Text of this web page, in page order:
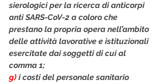
sierologici per la ricerca di anticorpi
anti SARS-CoV-2 a coloro che
prestano la propria opera nell’ambito
delle attività lavorative e istituzionali
esercitate dai soggetti di cui al
comma 1;
g) i costi del personale sanitario